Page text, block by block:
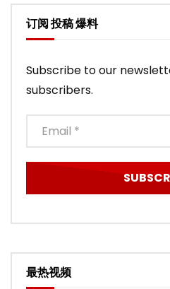
订阅 投稿 爆料
Subscribe to our
subscribers.
最热视频